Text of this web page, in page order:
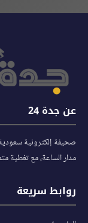
عن جدة 24
صحيفة إلكترونية سعودية
مدار الساعة، مع تغطية
روابط سريعة